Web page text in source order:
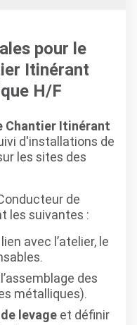
pour le
Itinérant
H/F
Chantier Itinérant
d'installations de
les sites des
de
les suivantes :
avec l’atelier, le
des
métalliques).
levage et définir